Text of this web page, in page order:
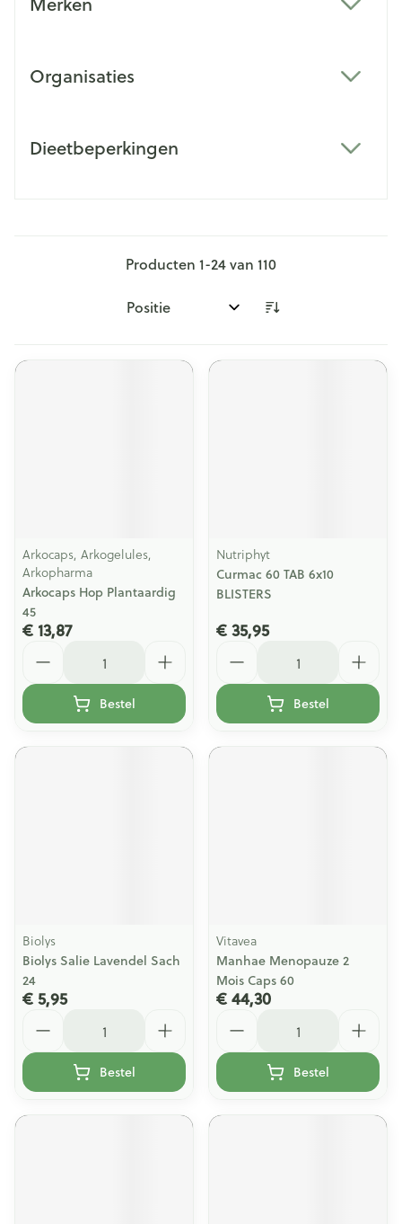
Organisaties
Dieetbeperkingen
Producten 1-24van 110
Sorteer op:
Arkocaps, Arkogelules,
Arkopharma
Arkocaps Hop Plantaardig
45
€ 13,87
Bestel
Nutriphyt
Curmac 60 TAB 6x10
BLISTERS
€ 35,95
Bestel
Biolys
Biolys Salie Lavendel Sach
24
€ 5,95
Bestel
Vitavea
Manhae Menopauze 2
Mois Caps 60
€ 44,30
Bestel